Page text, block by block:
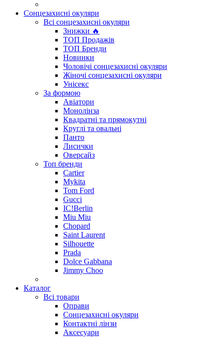
Сонцезахисні окуляри
Всі сонцезахисні окуляри
Знижки 🔥
ТОП Продажів
ТОП Бренди
Новинки
Чоловічі сонцезахисні окуляри
Жіночі сонцезахисні окуляри
Унісекс
За формою
Авіатори
Монолінза
Квадратні та прямокутні
Круглі та овальні
Панто
Лисички
Оверсайз
Топ бренди
Cartier
Mykita
Tom Ford
Gucci
IC!Berlin
Miu Miu
Chopard
Saint Laurent
Silhouette
Prada
Dolce Gabbana
Jimmy Choo
Каталог
Всі товари
Оправи
Сонцезахисні окуляри
Контактні лінзи
Аксесуари